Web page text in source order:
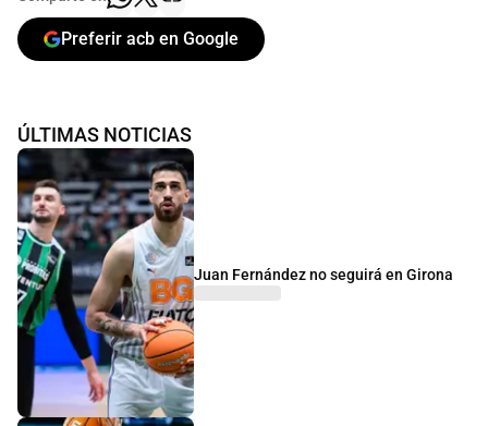
Preferir acb en Google
ÚLTIMAS NOTICIAS
Juan Fernández no seguirá en Girona